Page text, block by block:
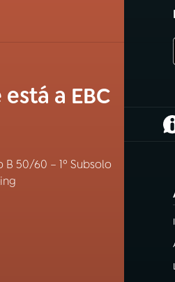
a EBC
B 50/60 – 1º Subsolo